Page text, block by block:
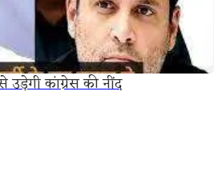
कांग्रेस की नींद